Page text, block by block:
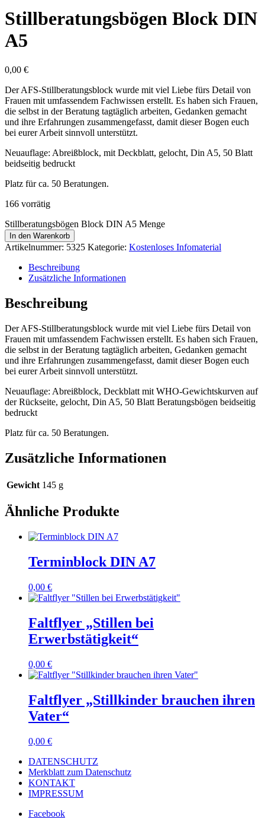
Stillberatungsbögen Block DIN
A5
0,00 €
Der AFS-Stillberatungsblock wurde mit viel Liebe fürs Detail von
Frauen mit umfassendem Fachwissen erstellt. Es haben sich Frauen,
die selbst in der Beratung tagtäglich arbeiten, Gedanken gemacht
und ihre Erfahrungen zusammengefasst, damit dieser Bogen euch
bei eurer Arbeit sinnvoll unterstützt.
Neuauflage: Abreißblock, mit Deckblatt, gelocht, Din A5, 50 Blatt
beidseitig bedruckt
Platz für ca. 50 Beratungen.
166 vorrätig
Stillberatungsbögen Block DIN A5 Menge
In den Warenkorb
Artikelnummer: 5325 Kategorie: Kostenloses Infomaterial
Beschreibung
Zusätzliche Informationen
Beschreibung
Der AFS-Stillberatungsblock wurde mit viel Liebe fürs Detail von
Frauen mit umfassendem Fachwissen erstellt. Es haben sich Frauen,
die selbst in der Beratung tagtäglich arbeiten, Gedanken gemacht
und ihre Erfahrungen zusammengefasst, damit dieser Bogen euch
bei eurer Arbeit sinnvoll unterstützt.
Neuauflage: Abreißblock, Deckblatt mit WHO-Gewichtskurven auf
der Rückseite, gelocht, Din A5, 50 Blatt Beratungsbögen beidseitig
bedruckt
Platz für ca. 50 Beratungen.
Zusätzliche Informationen
Gewicht 145 g
Ähnliche Produkte
Terminblock DIN A7
0,00 €
Faltflyer „Stillen bei
Erwerbstätigkeit“
0,00 €
Faltflyer „Stillkinder brauchen ihren
Vater“
0,00 €
DATENSCHUTZ
Merkblatt zum Datenschutz
KONTAKT
IMPRESSUM
Facebook